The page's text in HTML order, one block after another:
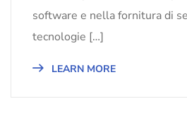
software e nella fornitura di
tecnologie […]
LEARN MORE